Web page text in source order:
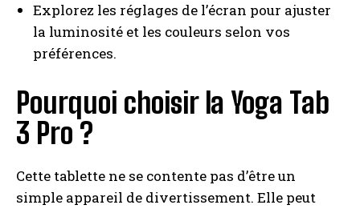
Explorez les réglages de l’écran pour ajuster
la luminosité et les couleurs selon vos
préférences.
Pourquoi choisir la Yoga Tab
3 Pro ?
Cette tablette ne se contente pas d’être un
simple appareil de divertissement. Elle peut